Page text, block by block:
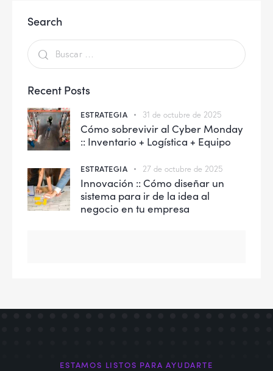
Search
Recent Posts
ESTRATEGIA 31 de octubre de 2025
Cómo sobrevivir al Cyber Monday
:: Inventario + Logística + Equipo
ESTRATEGIA 27 de octubre de 2025
Innovación :: Cómo diseñar un
sistema para ir de la idea al
negocio en tu empresa
ESTAMOS LISTOS PARA AYUDARTE